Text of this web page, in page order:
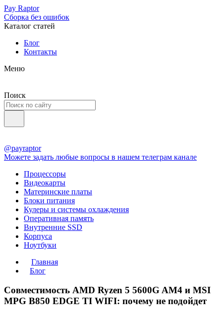
Pay Raptor
Сборка без ошибок
Каталог статей
Блог
Контакты
Меню
Поиск
@payraptor
Можете задать любые вопросы в нашем телеграм канале
Процессоры
Видеокарты
Материнские платы
Блоки питания
Кулеры и системы охлаждения
Оперативная память
Внутренние SSD
Корпуса
Ноутбуки
Главная
Блог
Совместимость AMD Ryzen 5 5600G AM4 и MSI
MPG B850 EDGE TI WIFI: почему не подойдет